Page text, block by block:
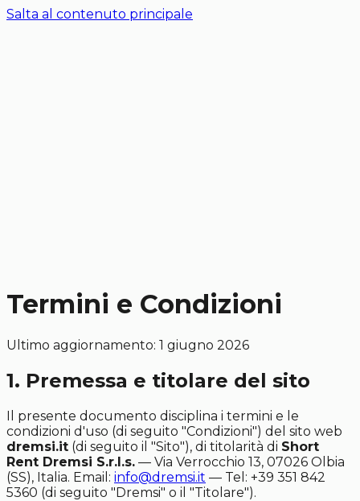
Salta al contenuto principale
Termini e Condizioni
Ultimo aggiornamento: 1 giugno 2026
1. Premessa e titolare del sito
Il presente documento disciplina i termini e le
condizioni d'uso (di seguito "Condizioni") del sito web
dremsi.it (di seguito il "Sito"), di titolarità di Short
Rent Dremsi S.r.l.s. — Via Verrocchio 13, 07026 Olbia
(SS), Italia. Email: info@dremsi.it — Tel: +39 351 842
5360 (di seguito "Dremsi" o il "Titolare").